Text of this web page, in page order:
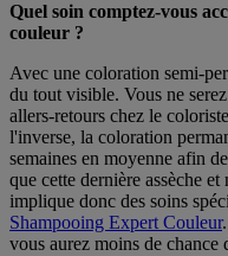
Quel soin comptez-vous
couleur ?
Avec une coloration semi-
du tout visible. Vous ne
allers-retours chez le
l'inverse, la coloration
semaines en moyenne afin
que cette dernière assèche
implique donc des soins
Shampooing Expert Couleur
vous aurez moins de chance